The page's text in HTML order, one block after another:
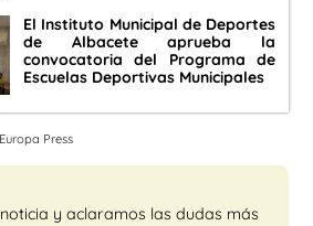
El Instituto Municipal de Deportes
de Albacete aprueba la
convocatoria del Programa de
Escuelas Deportivas Municipales
Press
y aclaramos las dudas más